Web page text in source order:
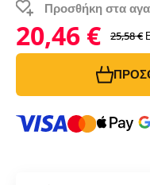
Προσθήκη στα
20,46 € 25,58 €